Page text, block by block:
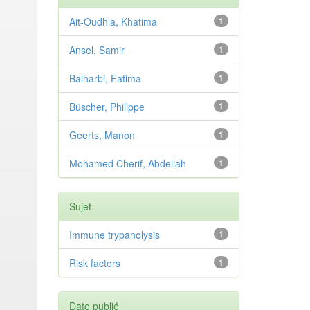
1
Ait-Oudhia, Khatima
1
Ansel, Samir
1
Balharbi, Fatima
1
Büscher, Philippe
1
Geerts, Manon
1
Mohamed Cherif, Abdellah
Sujet
1
Immune trypanolysis
1
Risk factors
Date publié